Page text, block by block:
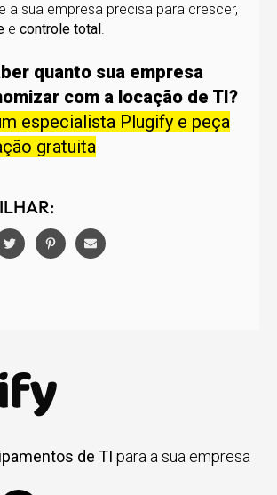
a sua empresa precisa para crescer,
e controle total .
quanto sua empresa
com a locação de TI?
especialista Plugify e peça
gratuita
de TI para a sua empresa